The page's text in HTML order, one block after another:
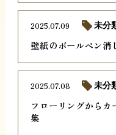
壁紙のボールペン消
2025.07.09 未分
フローリングからカ
集
2025.07.08 未分